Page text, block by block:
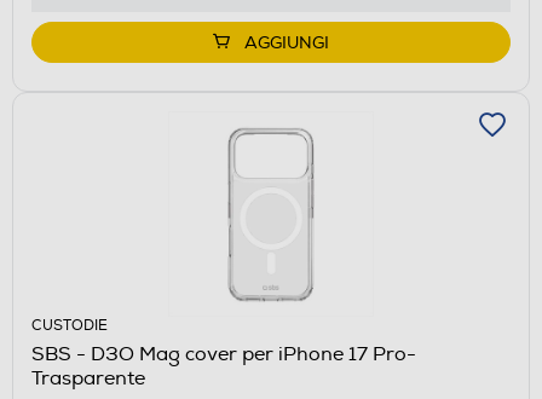
AGGIUNGI
CUSTODIE
SBS - D3O Mag cover per iPhone 17 Pro-
Trasparente